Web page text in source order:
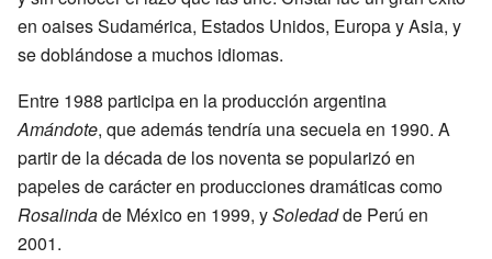
en oaises Sudamérica, Estados Unidos, Europa y Asia, y
se doblándose a muchos idiomas.
Entre 1988 participa en la producción argentina
Amándote, que además tendría una secuela en 1990. A
partir de la década de los noventa se popularizó en
papeles de carácter en producciones dramáticas como
Rosalindade México en 1999, ySoledadde Perú en
2001.